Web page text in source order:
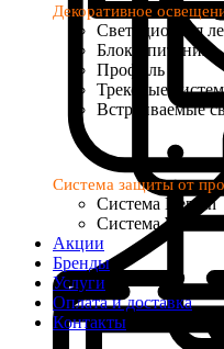
Декоративное
Светодиодная
Блоки питания
Профиль
Трековые
Встраиваемые
Система защиты от
Система Neptun
Система Welrok
Акции
Бренды
Услуги
Оплата и доставка
Контакты